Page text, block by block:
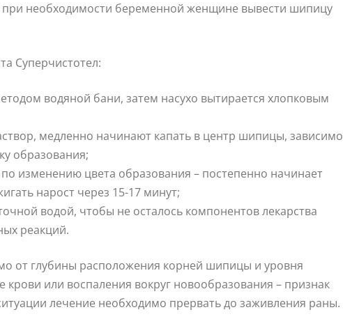
при необходимости беременной женщине вывести шипицу
Суперчистотел:
водяной бани, затем насухо вытирается хлопковым
медленно начинают капать в центр шипицы, зависимо
образования;
изменению цвета образования – постепенно начинает
нарост через 15-17 минут;
водой, чтобы не осталось компонентов лекарства
реакций.
от глубины расположения корней шипицы и уровня
или воспаления вокруг новообразования – признак
лечение необходимо прервать до заживления раны.